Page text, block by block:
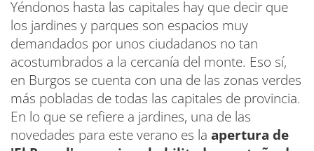
Yéndonos hasta las capitales hay que decir que
los jardines y parques son espacios muy
demandados por unos ciudadanos no tan
acostumbrados a la cercanía del monte. Eso sí,
en Burgos se cuenta con una de las zonas verdes
más pobladas de todas las capitales de provincia.
En lo que se refiere a jardines, una de las
novedades para este verano es la apertura de